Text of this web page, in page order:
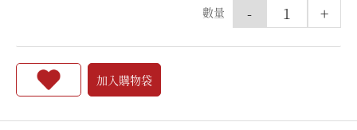
數量 +
-
加入購物袋